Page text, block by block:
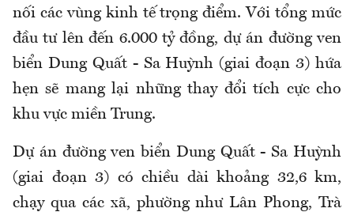
nối các vùng kinh tế trọng điểm. Với tổng mức
đầu tư lên đến 6.000 tỷ đồng, dự án đường ven
biển Dung Quất - Sa Huỳnh (giai đoạn 3) hứa
hẹn sẽ mang lại những thay đổi tích cực cho
khu vực miền Trung.
Dự án đường ven biển Dung Quất - Sa Huỳnh
(giai đoạn 3) có chiều dài khoảng 32,6 km,
chạy qua các xã, phường như Lân Phong, Trà